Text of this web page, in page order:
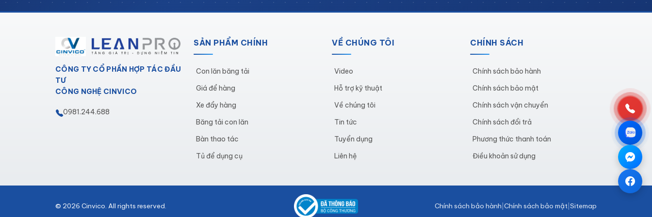
Tay kéo:
Thép tấm chắc chắc
Đặc điểm nổi bật của xe đẩy đồ nghề 5 ngăn
Tủ chuyên dụng cao cấp về kiểu dáng và chất lượng
: Xe đẩy đồ nghề 5 ngăn được thiết kế hiện đại, tinh tế, phù hợp với nhiều không gian
làm việc chuyên nghiệp. Kiểu dáng đẹp mắt và cấu trúc chắc chắn, mang lại sự hài lòng cho người sử dụng cả về thẩm mỹ lẫn tính năng.
Dùng cho đội bảo trì xưởng sản xuất : Sản phẩm lý tưởng cho đội ngũ bảo trì tại các xưởng sản xuất, giúp việc tổ chức và di chuyển dụng
cụ trở nên nhanh chóng và tiện lợi. Xe đẩy giúp tiết kiệm thời gian, giảm bớt sự lộn xộn trong quá trình làm việc.
: Xe đẩy được chế tạo từ thép tấm chất lượng cao, mang lại độ bền vững, chịu lực tốt và khả năng chống va
Với những đặc điểm nổi bật trên, xe đẩy đồ nghề 5 ngăn là sự lựa chọn tối ưu cho những ai cần một sản phẩm vừa chất lượng, vừa bền bỉ, đồng
thời tạo điều kiện làm việc hiệu quả và an toàn.
CÔNG TY CỔ PHẦN HỢP TÁC ĐẦU
TƯ
CÔNG NGHỆ CINVICO
0981.244.688
SẢN PHẨM CHÍNH
Con lăn băng tải
Giá để hàng
Xe đẩy hàng
Băng tải con lăn
Bàn thao tác
Tủ để dụng cụ
VỀ CHÚNG TÔI
Video
Hỗ trợ kỹ thuật
Về chúng tôi
Tin tức
Tuyển dụng
Liên hệ
CHÍNH SÁCH
Chính sách bảo hành
Chính sách bảo mật
Chính sách vận chuyển
Chính sách đổi trả
Phương thức thanh toán
Điều khoản sử dụng
© 2026 Cinvico. All rights reserved. Chính sách bảo hành Chính sách bảo mật Sitemap